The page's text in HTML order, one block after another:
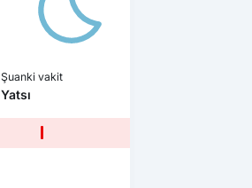
Şuanki vakit
Yatsı